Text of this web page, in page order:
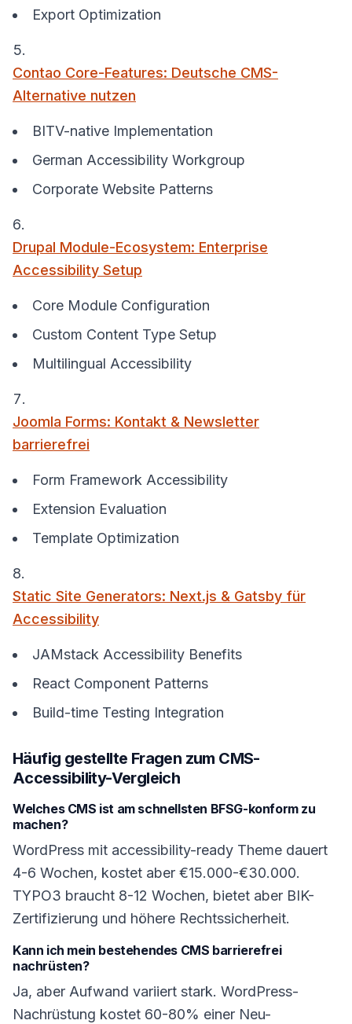
Export Optimization
Contao Core-Features: Deutsche CMS-
Alternative nutzen
BITV-native Implementation
German Accessibility Workgroup
Corporate Website Patterns
Drupal Module-Ecosystem: Enterprise
Accessibility Setup
Core Module Configuration
Custom Content Type Setup
Multilingual Accessibility
Joomla Forms: Kontakt & Newsletter
barrierefrei
Form Framework Accessibility
Extension Evaluation
Template Optimization
Static Site Generators: Next.js & Gatsby für
Accessibility
JAMstack Accessibility Benefits
React Component Patterns
Build-time Testing Integration
Häufig gestellte Fragen zum CMS-
Accessibility-Vergleich
Welches CMS ist am schnellsten BFSG-konform zu
machen?
WordPress mit accessibility-ready Theme dauert
4-6 Wochen, kostet aber €15.000-€30.000.
TYPO3 braucht 8-12 Wochen, bietet aber BIK-
Zertifizierung und höhere Rechtssicherheit.
Kann ich mein bestehendes CMS barrierefrei
nachrüsten?
Ja, aber Aufwand variiert stark. WordPress-
Nachrüstung kostet 60-80% einer Neu-